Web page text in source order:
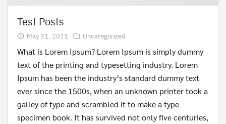
Test Posts
May 31, 2021 Uncategorized
What is Lorem Ipsum? Lorem Ipsum is simply dummy
text of the printing and typesetting industry. Lorem
Ipsum has been the industry’s standard dummy text
ever since the 1500s, when an unknown printer took a
galley of type and scrambled it to make a type
specimen book. It has survived not only five centuries,